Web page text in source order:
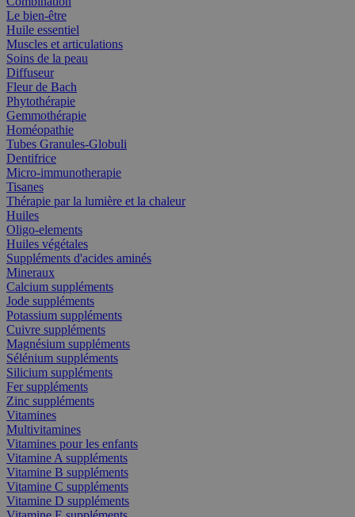
Le bien-être
Huile essentiel
Muscles et articulations
Soins de la peau
Diffuseur
Fleur de Bach
Phytothérapie
Gemmothérapie
Homéopathie
Tubes Granules-Globuli
Dentifrice
Micro-immunotherapie
Tisanes
Thérapie par la lumière et la chaleur
Huiles
Oligo-elements
Huiles végétales
Suppléments d'acides aminés
Mineraux
Calcium suppléments
Jode suppléments
Potassium suppléments
Cuivre suppléments
Magnésium suppléments
Sélénium suppléments
Silicium suppléments
Fer suppléments
Zinc suppléments
Vitamines
Multivitamines
Vitamines pour les enfants
Vitamine A suppléments
Vitamine B suppléments
Vitamine C suppléments
Vitamine D suppléments